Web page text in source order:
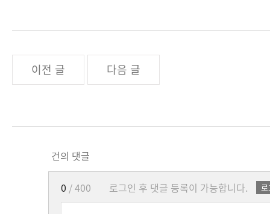
이전 글 다음 글
건의 댓글
로그인 후 댓글 등록이 가능합니다.
0 / 400